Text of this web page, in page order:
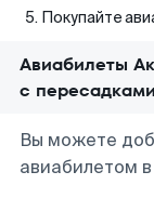
Покупайте
Авиабилеты
с пересадками
Вы можете
авиабилетом